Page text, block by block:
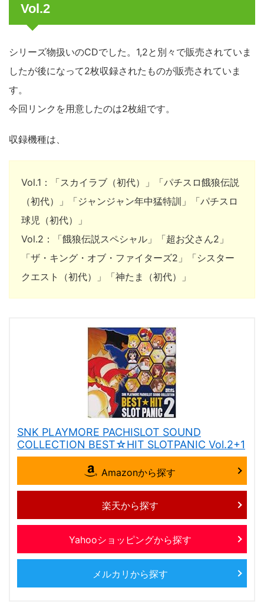
Vol.2
シリーズ物扱いのCDでした。1,2と別々で販売されていま
したが後になって2枚収録されたものが販売されていま
す。
今回リンクを用意したのは2枚組です。
収録機種は、
Vol.1：「スカイラブ（初代）」「パチスロ餓狼伝説
（初代）」「ジャンジャン年中猛特訓」「パチスロ
球児（初代）」
Vol.2：「餓狼伝説スペシャル」「超お父さん2」
「ザ・キング・オブ・ファイターズ2」「シスター
クエスト（初代）」「神たま（初代）」
SNK PLAYMORE PACHISLOT SOUND
COLLECTION BEST☆HIT SLOTPANIC Vol.2+1
Amazonから探す
楽天から探す
Yahooショッピングから探す
メルカリから探す